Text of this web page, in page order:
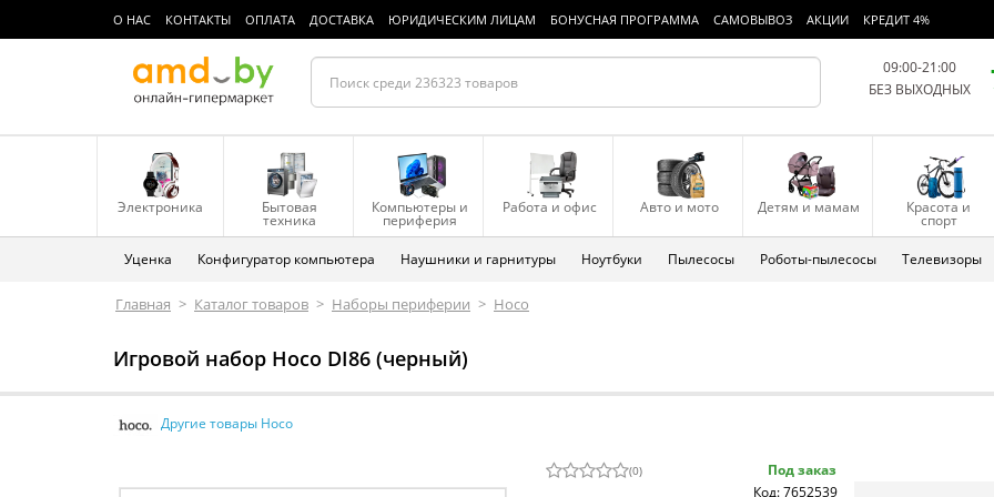
О НАС КОНТАКТЫ ОПЛАТА ДОСТАВКА ЮРИДИЧЕСКИМ ЛИЦАМ БОНУСНАЯ ПРОГРАММА САМОВЫВОЗ АКЦИИ КРЕДИТ 4%
09:00-21:00
БЕЗ ВЫХОДНЫХ
Электроника Бытовая
техника
Компьютеры и
периферия
Работа и офис Авто и мото Детям и мамам Красота и
спорт
Уценка Конфигуратор компьютера Наушники и гарнитуры Ноутбуки Пылесосы Роботы-пылесосы Телевизоры
Главная > Каталог товаров > Наборы периферии > Hoco
Игровой набор Hoco DI86 (черный)
Другие товары Hoco
(0)
Под заказ
Код: 7652539